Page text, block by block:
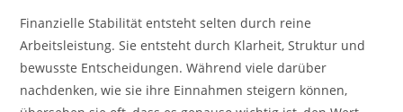
Finanzielle Stabilität entsteht selten durch reine
Arbeitsleistung. Sie entsteht durch Klarheit, Struktur und
bewusste Entscheidungen. Während viele darüber
nachdenken, wie sie ihre Einnahmen steigern können,